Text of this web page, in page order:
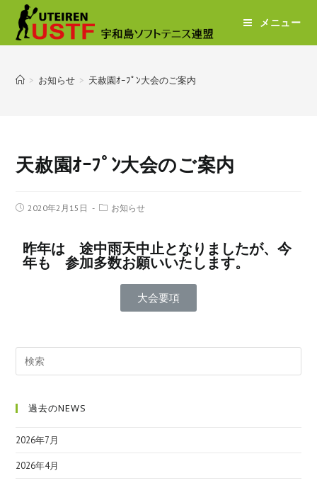
メニュー
> お知らせ > 天赦園ｵｰﾌﾟﾝ大会のご案内
天赦園ｵｰﾌﾟﾝ大会のご案内
2020年2月15日 お知らせ
昨年は 途中雨天中止となりましたが、今
年も 参加多数お願いいたします。
大会要項
過去のNEWS
2026年7月
2026年4月